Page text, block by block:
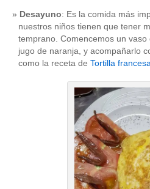
Desayuno: Es la comida más
nuestros niños tienen que tener
temprano. Comencemos un
jugo de naranja, y acompañarlo
como la receta de Tortilla francesa